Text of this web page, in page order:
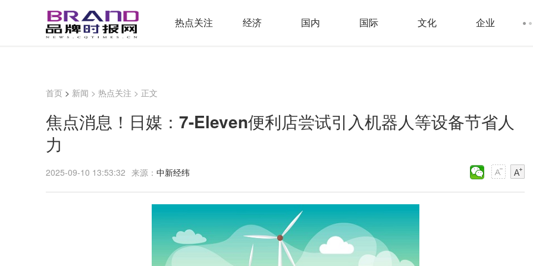
热点关注 经济 国内 国际 文化 企业
首页 > 新闻 > 热点关注 > 正文
焦点消息！日媒：7-Eleven便利店尝试引入机器人等设备节省人
力
2025-09-10 13:53:32 来源： 中新经纬